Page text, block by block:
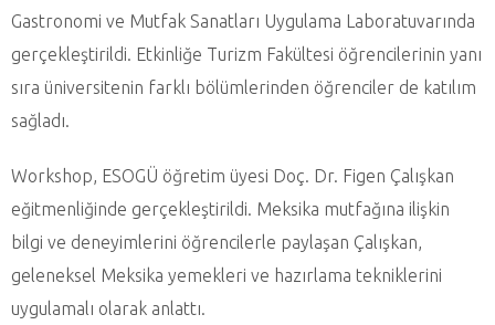
Gastronomi ve Mutfak Sanatları Uygulama Laboratuvarında
gerçekleştirildi. Etkinliğe Turizm Fakültesi öğrencilerinin yanı
sıra üniversitenin farklı bölümlerinden öğrenciler de katılım
sağladı.
Workshop, ESOGÜ öğretim üyesi Doç. Dr. Figen Çalışkan
eğitmenliğinde gerçekleştirildi. Meksika mutfağına ilişkin
bilgi ve deneyimlerini öğrencilerle paylaşan Çalışkan,
geleneksel Meksika yemekleri ve hazırlama tekniklerini
uygulamalı olarak anlattı.